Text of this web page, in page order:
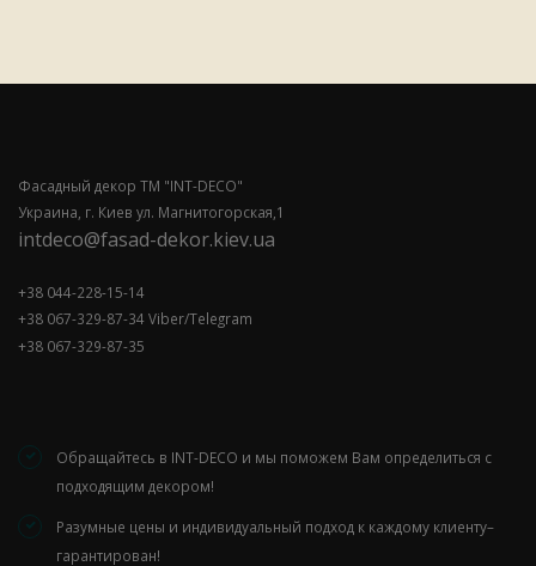
Фасадный декор ТМ "INT-DECO"
Украина, г. Киев ул. Магнитогорская,1
intdeco@fasad-dekor.kiev.ua
+38 044-228-15-14
+38 067-329-87-34 Viber/Telegram
+38 067-329-87-35
Обращайтесь в INT-DECO и мы поможем Вам определиться с
подходящим декором!
Разумные цены и индивидуальный подход к каждому клиенту–
гарантирован!